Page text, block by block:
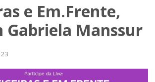
e Em.Frente,
Gabriela Manssur